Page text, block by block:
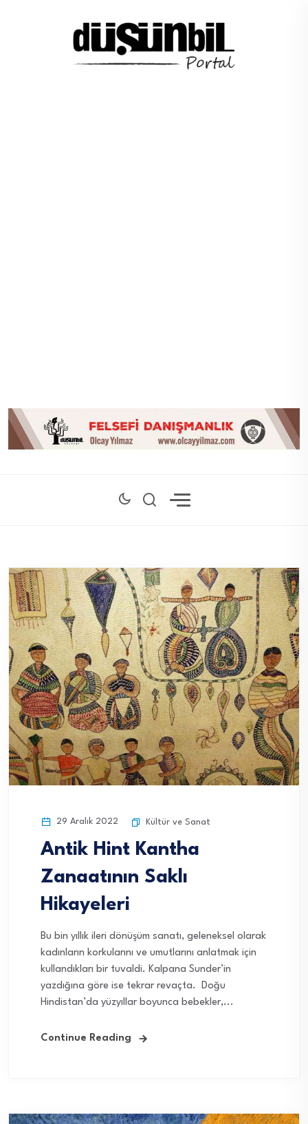
29 Aralık 2022 Kültür ve Sanat
Antik Hint Kantha
Zanaatının Saklı
Hikayeleri
Bu bin yıllık ileri dönüşüm sanatı, geleneksel olarak
kadınların korkularını ve umutlarını anlatmak için
kullandıkları bir tuvaldi. Kalpana Sunder’in
yazdığına göre ise tekrar revaçta. Doğu
Hindistan’da yüzyıllar boyunca bebekler,...
Continue Reading